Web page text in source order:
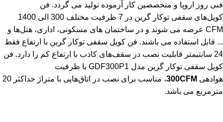
فنی روز اروپا و متخصصین کار آزموده تولید می گردد. فن
کویل‌های سقفی توکار گرین در 7 ظرفیت مختلف 300 الی 1400
CFM عرضه می شوند و در ساختمان های مسکونی، اداری، هتل‌ها و
... قابل استفاده می باشند. فن کویل سقفی توکار گرین با ارتفاع فقط
24 سانتیمتر قابلیت نصب در سقف‌های کاذب با ارتفاع کم را دارد. فن
کویل سقفی توکار گرین مدل GDF300P1 با ظرفیت
هوادهی 300CFM
، مناسب برای نصب در اتاق‌هایی با متراژ حداکثر 20
مترمربع می باشد.